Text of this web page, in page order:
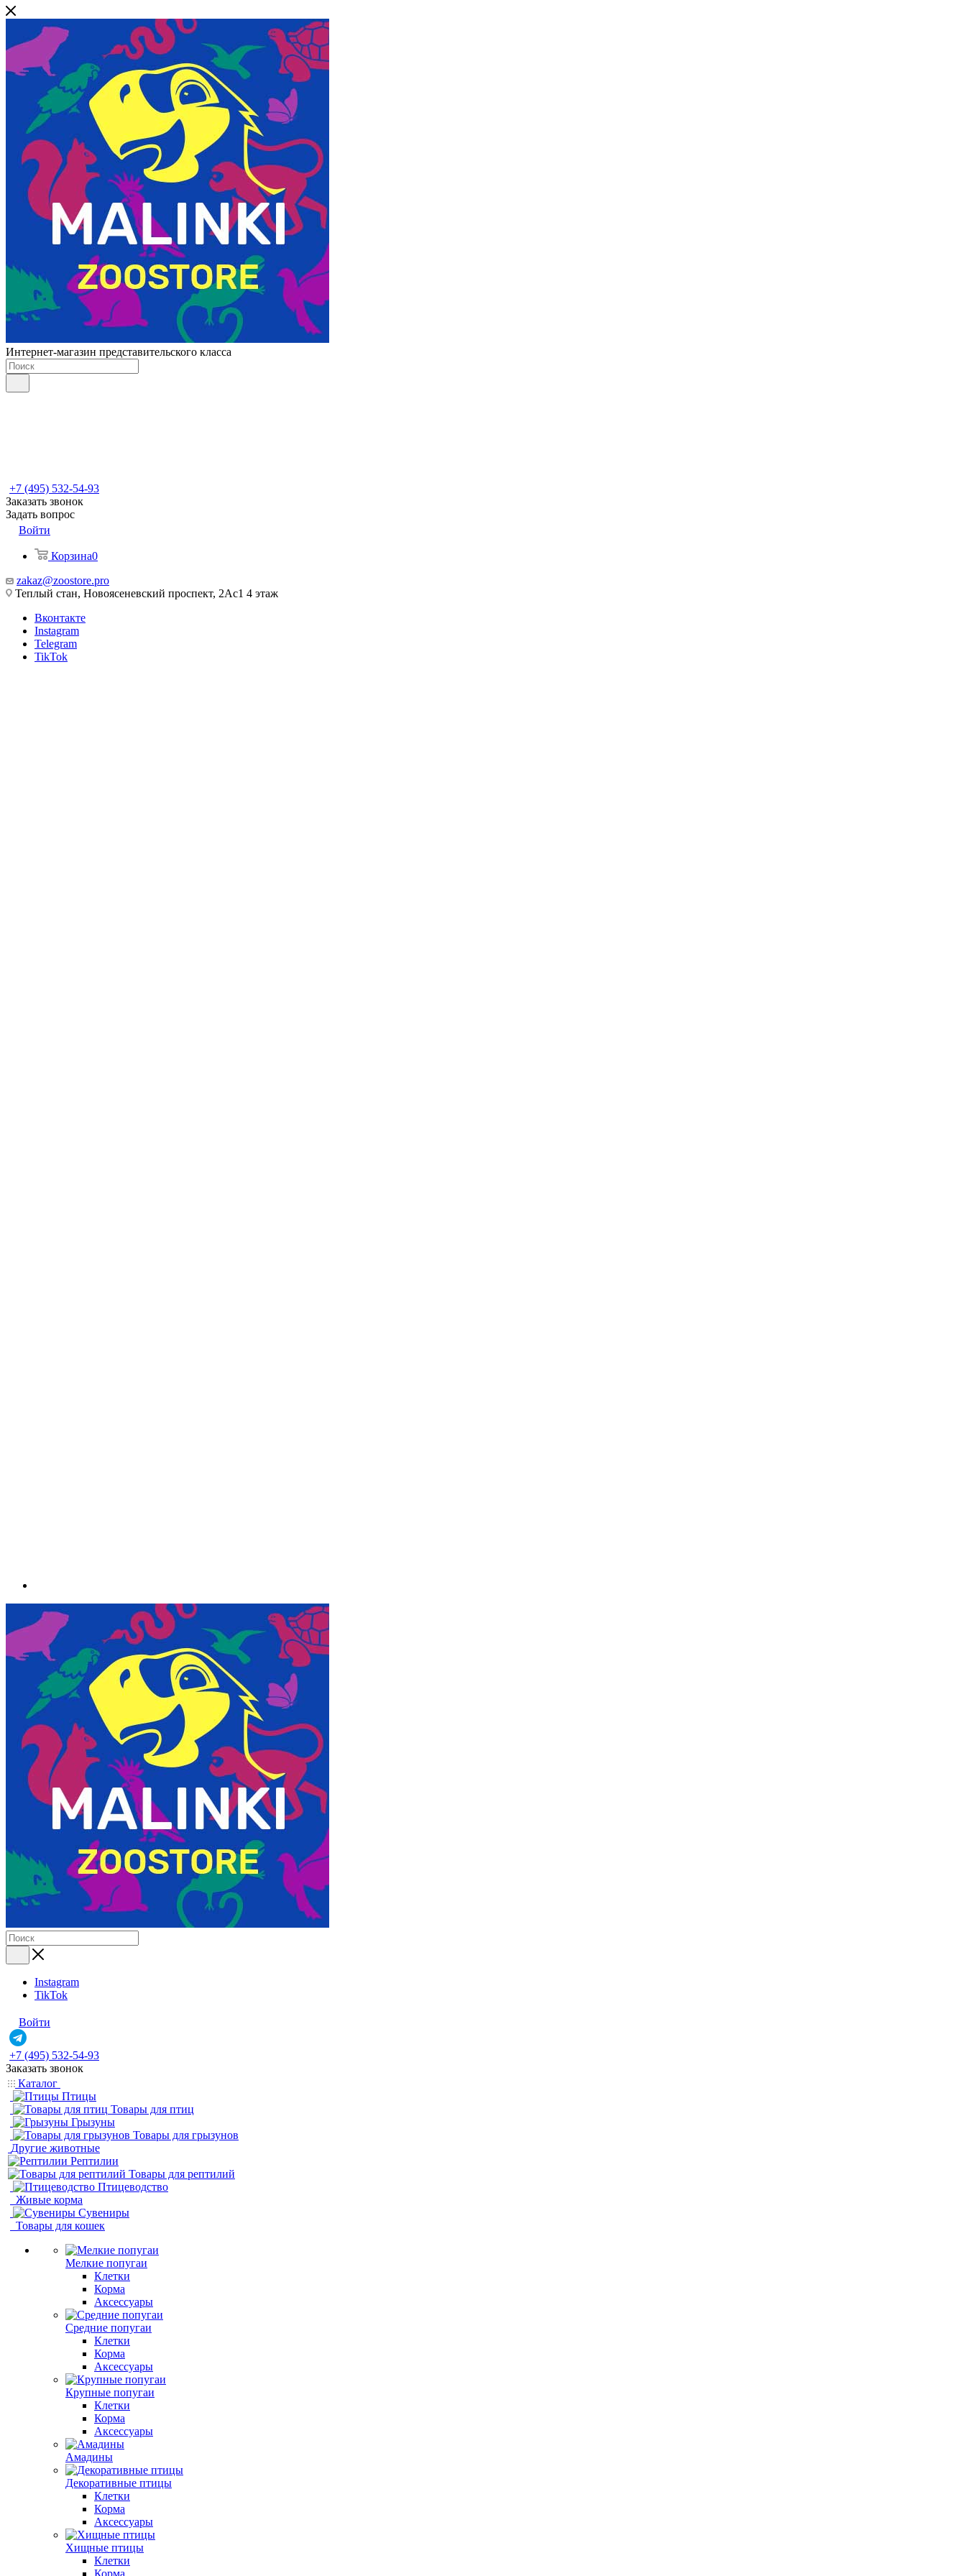
Интернет-магазин представительского класса
+7 (495) 532-54-93
Заказать звонок
Задать вопрос
Войти
Корзина0
zakaz@zoostore.pro
Теплый стан, Новоясеневский проспект, 2Ас1 4 этаж
Вконтакте
Instagram
Telegram
TikTok
Instagram
TikTok
Войти
+7 (495) 532-54-93
Заказать звонок
Каталог
Птицы
Товары для птиц
Грызуны
Товары для грызунов
Другие животные
Рептилии
Товары для рептилий
Птицеводство
Живые корма
Сувениры
Товары для кошек
Мелкие попугаи
Клетки
Корма
Аксессуары
Средние попугаи
Клетки
Корма
Аксессуары
Крупные попугаи
Клетки
Корма
Аксессуары
Амадины
Декоративные птицы
Клетки
Корма
Аксессуары
Хищные птицы
Клетки
Корма